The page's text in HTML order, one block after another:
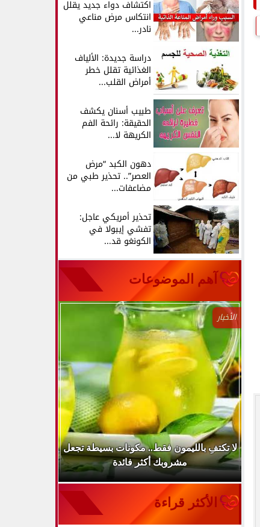
اكتشاف دواء جديد يقلل
انتكاس مرض مناعي
نادر...
دراسة جديدة: الألياف
الغذائية تقلل خطر
أمراض القلب...
طبيب أسنان يكشف
الحقيقة: رائحة الفم
الكريهة لا...
دهون الكبد “مرض
العصر”.. تحذير طبي من
مضاعفات...
تحذير أمريكي عاجل:
تفشي إيبولا في
الكونغو قد...
آهم الموضوعات
الأخبار
لا تكتفِ بالليمون فقط.. مكونات بسيطة تجعل
مشروبك أكثر فائدة
الأكثر قراءة